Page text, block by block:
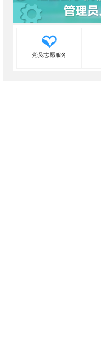
党员志愿服务